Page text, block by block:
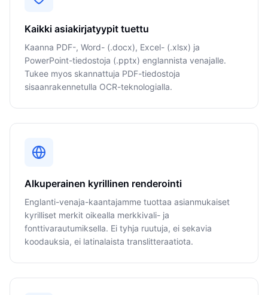
Kaikki asiakirjatyypit tuettu
Kaanna PDF-, Word- (.docx), Excel- (.xlsx) ja
PowerPoint-tiedostoja (.pptx) englannista venajalle.
Tukee myos skannattuja PDF-tiedostoja
sisaanrakennetulla OCR-teknologialla.
Alkuperainen kyrillinen renderointi
Englanti-venaja-kaantajamme tuottaa asianmukaiset
kyrilliset merkit oikealla merkkivali- ja
fonttivarautumiksella. Ei tyhja ruutuja, ei sekavia
koodauksia, ei latinalaista translitteraatiota.